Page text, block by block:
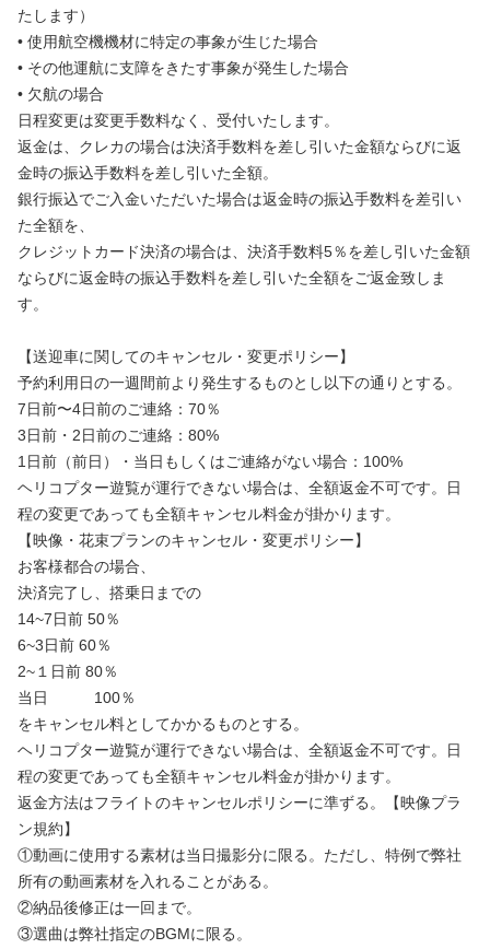
たします）
• 使用航空機機材に特定の事象が生じた場合
• その他運航に支障をきたす事象が発生した場合
• 欠航の場合
日程変更は変更手数料なく、受付いたします。
返金は、クレカの場合は決済手数料を差し引いた金額ならびに返
金時の振込手数料を差し引いた全額。
銀行振込でご入金いただいた場合は返金時の振込手数料を差引い
た全額を、
クレジットカード決済の場合は、決済手数料5％を差し引いた金額
ならびに返金時の振込手数料を差し引いた全額をご返金致しま
す。
【送迎車に関してのキャンセル・変更ポリシー】
予約利用日の一週間前より発生するものとし以下の通りとする。
7日前〜4日前のご連絡：70％
3日前・2日前のご連絡：80%
1日前（前日）・当日もしくはご連絡がない場合：100%
ヘリコプター遊覧が運行できない場合は、全額返金不可です。日
程の変更であっても全額キャンセル料金が掛かります。
【映像・花束プランのキャンセル・変更ポリシー】
お客様都合の場合、
決済完了し、搭乗日までの
14~7日前 50％
6~3日前 60％
2~１日前 80％
当日 100％
をキャンセル料としてかかるものとする。
ヘリコプター遊覧が運行できない場合は、全額返金不可です。日
程の変更であっても全額キャンセル料金が掛かります。
返金方法はフライトのキャンセルポリシーに準ずる。【映像プラ
ン規約】
①動画に使用する素材は当日撮影分に限る。ただし、特例で弊社
所有の動画素材を入れることがある。
②納品後修正は一回まで。
③選曲は弊社指定のBGMに限る。